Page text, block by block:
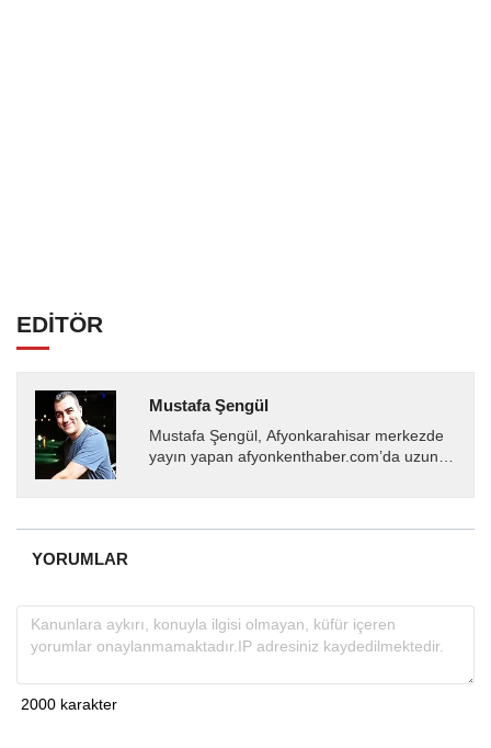
EDİTÖR
Mustafa Şengül
Mustafa Şengül, Afyonkarahisar merkezde
yayın yapan afyonkenthaber.com’da uzun
almakta, haber akışı...
YORUMLAR